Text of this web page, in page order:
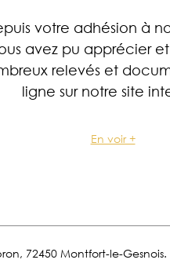
votre adhésion à
avez pu apprécier et
relevés et
ligne sur notre site
En voir +
72450 Montfort-le-